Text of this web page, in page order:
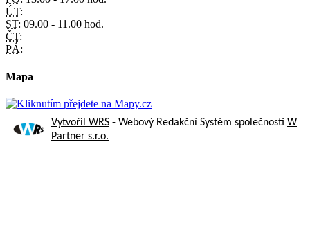
ÚT:
ST: 09.00 - 11.00 hod.
ČT:
PÁ:
Mapa
Vytvořil WRS - Webový Redakční Systém společnosti W
Partner s.r.o.